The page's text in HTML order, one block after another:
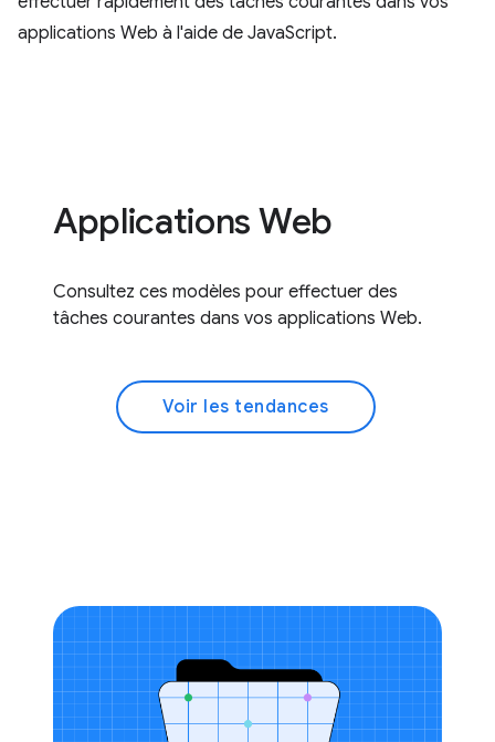
applications Web à l'aide de JavaScript.
Applications Web
Consultez ces modèles pour effectuer des
tâches courantes dans vos applications Web.
Voir les tendances